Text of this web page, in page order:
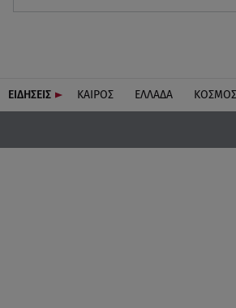
ΕΙΔΗΣΕΙΣ ΚΑΙΡΟΣ ΕΛΛΑΔΑ ΚΟΣΜΟΣ